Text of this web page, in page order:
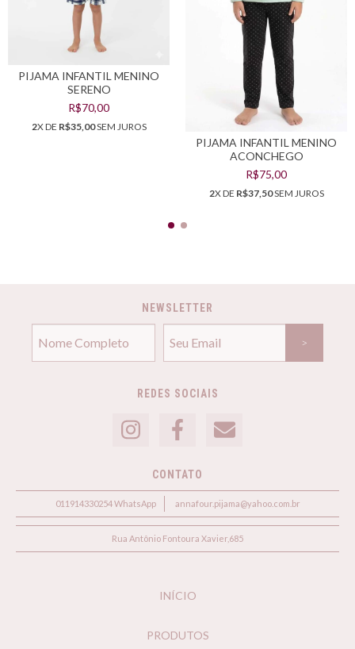
PIJAMA INFANTIL MENINO
SERENO
R$70,00
2X DE R$35,00SEM JUROS
PIJAMA INFANTIL MENINO
ACONCHEGO
R$75,00
2X DE R$37,50SEM JUROS
NEWSLETTER
REDES SOCIAIS
CONTATO
011914330254 WhatsApp annafour.pijama@yahoo.com.br
Rua Antônio Fontoura Xavier,685
INÍCIO
PRODUTOS